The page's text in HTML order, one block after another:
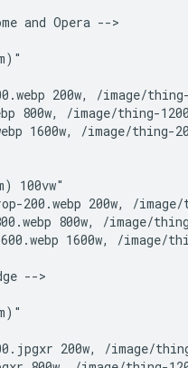
and Opera -->
200w, /image/
800w, /image/thing-
1600w, /image/thing-
100vw"
200.webp 200w, /
800w, /image/
1600w, /image/
-->
200w, /image/